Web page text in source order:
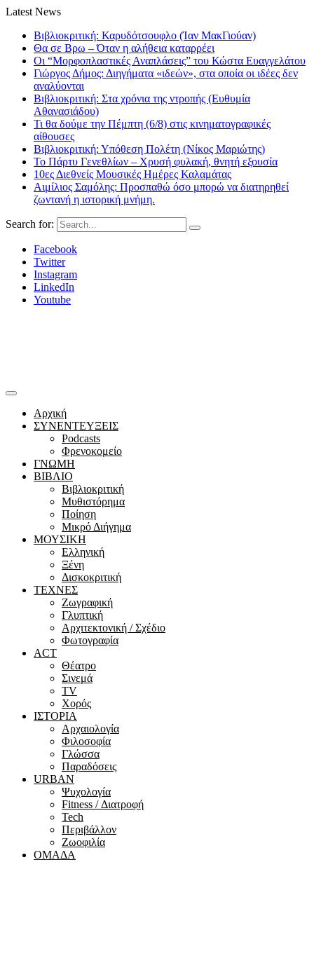
Latest News
Βιβλιοκριτική: Καρυδότσουφλο (Ίαν ΜακΓιούαν)
Θα σε Βρω – Όταν η αλήθεια καταρρέει
Οι “Μορφοπλαστικές Αναπλάσεις” του Κώστα Ευαγγελάτου
Γιώργος Δήμος: Διηγήματα «ιδεών», στα οποία οι ιδέες δεν
αναλύονται
Βιβλιοκριτική: Στα χρόνια της ντροπής (Ευθυμία
Αθανασιάδου)
Τι θα δούμε την Πέμπτη (6/8) στις κινηματογραφικές
αίθουσες
Βιβλιοκριτική: Υπόθεση Πολέτη (Νίκος Μαριώτης)
Το Πάρτυ Γενεθλίων – Χρυσή φυλακή, θνητή εξουσία
10ες Διεθνείς Μουσικές Ημέρες Καλαμάτας
Αιμίλιος Σαμόλης: Προσπαθώ όσο μπορώ να διατηρηθεί
ζωντανή η ιστορική μνήμη.
Search for:
Facebook
Twitter
Instagram
LinkedIn
Youtube
Αρχική
ΣΥΝΕΝΤΕΥΞΕΙΣ
Podcasts
Φρενοκομείο
ΓΝΩΜΗ
ΒΙΒΛΙΟ
Βιβλιοκριτική
Μυθιστόρημα
Ποίηση
Μικρό Διήγημα
ΜΟΥΣΙΚΗ
Ελληνική
Ξένη
Δισκοκριτική
ΤΕΧΝΕΣ
Ζωγραφική
Γλυπτική
Αρχιτεκτονική / Σχέδιο
Φωτογραφία
ACT
Θέατρο
Σινεμά
ΤV
Χορός
ΙΣΤΟΡΙΑ
Αρχαιολογία
Φιλοσοφία
Γλώσσα
Παραδόσεις
URBAN
Ψυχολογία
Fitness / Διατροφή
Tech
Περιβάλλον
Ζωοφιλία
ΟΜΑΔΑ